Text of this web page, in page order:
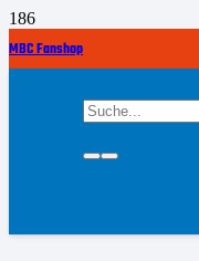
MBC Fanshop